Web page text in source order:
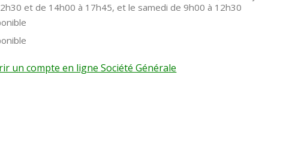
et de 14h00 à 17h45, et le samedi de 9h00 à 12h30
un compte en ligne Société Générale